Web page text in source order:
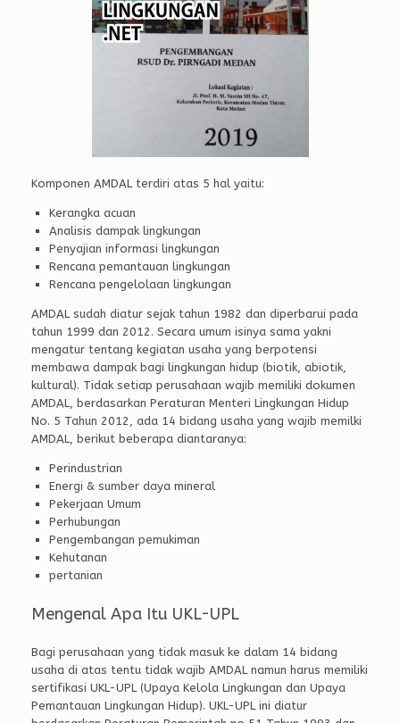
Komponen AMDAL terdiri atas 5 hal yaitu:
Kerangka acuan
Analisis dampak lingkungan
Penyajian informasi lingkungan
Rencana pemantauan lingkungan
Rencana pengelolaan lingkungan
AMDAL sudah diatur sejak tahun 1982 dan diperbarui pada
tahun 1999 dan 2012. Secara umum isinya sama yakni
mengatur tentang kegiatan usaha yang berpotensi
membawa dampak bagi lingkungan hidup (biotik, abiotik,
kultural). Tidak setiap perusahaan wajib memiliki dokumen
AMDAL, berdasarkan Peraturan Menteri Lingkungan Hidup
No. 5 Tahun 2012, ada 14 bidang usaha yang wajib memilki
AMDAL, berikut beberapa diantaranya:
Perindustrian
Energi & sumber daya mineral
Pekerjaan Umum
Perhubungan
Pengembangan pemukiman
Kehutanan
pertanian
Mengenal Apa Itu UKL-UPL
Bagi perusahaan yang tidak masuk ke dalam 14 bidang
usaha di atas tentu tidak wajib AMDAL namun harus memiliki
sertifikasi UKL-UPL (Upaya Kelola Lingkungan dan Upaya
Pemantauan Lingkungan Hidup). UKL-UPL ini diatur